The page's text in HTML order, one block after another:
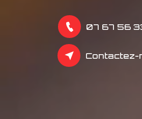
07 67 56
Contactez-